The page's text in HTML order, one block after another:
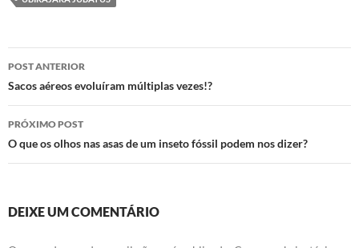
POST ANTERIOR
Sacos aéreos evoluíram múltiplas vezes!?
PRÓXIMO POST
O que os olhos nas asas de um inseto fóssil podem nos dizer?
DEIXE UM COMENTÁRIO